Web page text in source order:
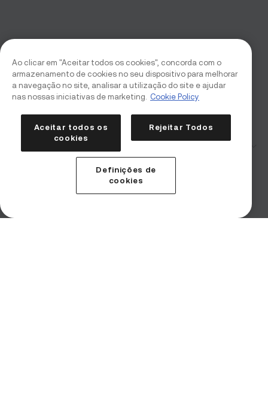
Declaração de divulgação de riscos
Ao clicar em "Aceitar todos os cookies", concorda com o
armazenamento de cookies no seu dispositivo para melhorar
a navegação no site, analisar a utilização do site e ajudar
nas nossas iniciativas de marketing.
Cookie Policy
Aceitar todos os
cookies
Rejeitar Todos
Definições de
cookies